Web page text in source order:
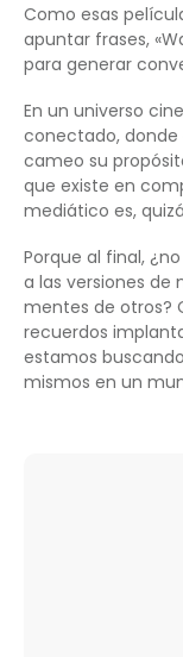
Como esas
apuntar frases,
para generar
En un universo
conectado,
cameo su
que existe en
mediático es,
Porque al final,
a las versiones de
mentes de otros?
recuerdos
estamos
mismos en un